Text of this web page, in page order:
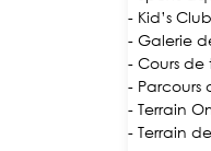
- Kid’s
- Galerie
- Cours de
- Parcours
- Terrain
- Terrain